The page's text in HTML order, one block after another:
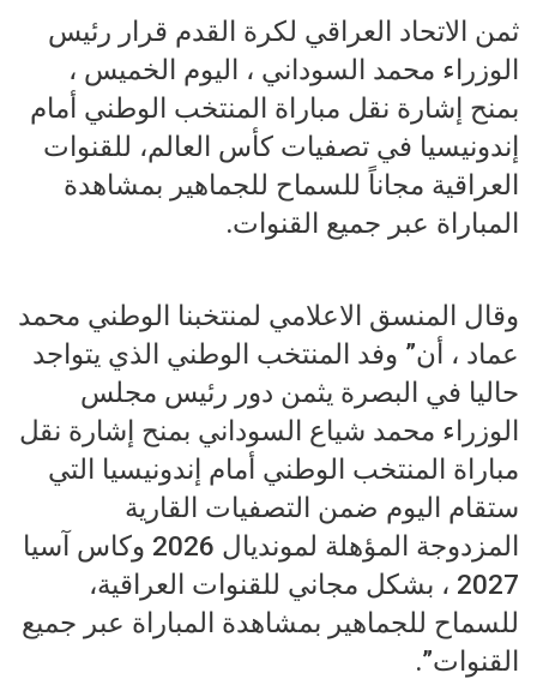
ثمن الاتحاد العراقي لكرة القدم قرار رئيس
الوزراء محمد السوداني ، اليوم الخميس ،
بمنح إشارة نقل مباراة المنتخب الوطني أمام
إندونيسيا في تصفيات كأس العالم، للقنوات
العراقية مجاناً للسماح للجماهير بمشاهدة
المباراة عبر جميع القنوات.
وقال المنسق الاعلامي لمنتخبنا الوطني محمد
عماد ، أن” وفد المنتخب الوطني الذي يتواجد
حاليا في البصرة يثمن دور رئيس مجلس
الوزراء محمد شياع السوداني بمنح إشارة نقل
مباراة المنتخب الوطني أمام إندونيسيا التي
ستقام اليوم ضمن التصفيات القارية
المزدوجة المؤهلة لمونديال 2026 وكاس آسيا
2027 ، بشكل مجاني للقنوات العراقية،
للسماح للجماهير بمشاهدة المباراة عبر جميع
القنوات”.